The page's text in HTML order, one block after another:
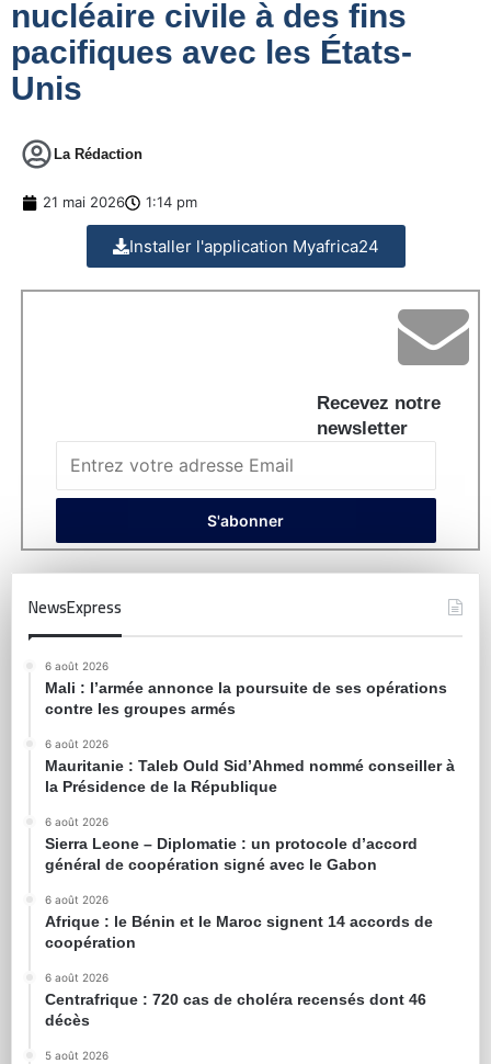
nucléaire civile à des fins
pacifiques avec les États-
Unis
La Rédaction
21 mai 2026 1:14 pm
Installer l'application Myafrica24
Recevez notre
newsletter
NewsExpress
6 août 2026
Mali : l’armée annonce la poursuite de ses opérations
contre les groupes armés
6 août 2026
Mauritanie : Taleb Ould Sid’Ahmed nommé conseiller à
la Présidence de la République
6 août 2026
Sierra Leone – Diplomatie : un protocole d’accord
général de coopération signé avec le Gabon
6 août 2026
Afrique : le Bénin et le Maroc signent 14 accords de
coopération
6 août 2026
Centrafrique : 720 cas de choléra recensés dont 46
décès
5 août 2026